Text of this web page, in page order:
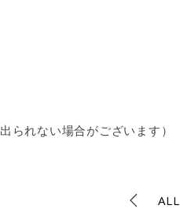
れない場合がございます）
ALL